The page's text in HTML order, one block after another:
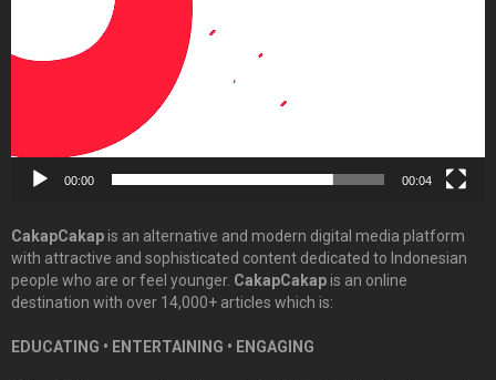
00:00 00:04
CakapCakapis an alternative and modern digital media platform
with attractive and sophisticated content dedicated to Indonesian
people who are or feel younger. CakapCakapis an online
destination with over 14,000+ articles which is:
EDUCATING • ENTERTAINING • ENGAGING